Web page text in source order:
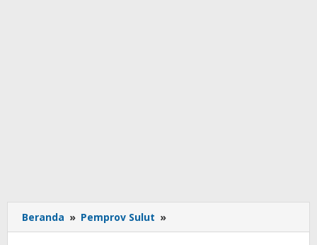
Beranda » Pemprov Sulut »
Harkitnas